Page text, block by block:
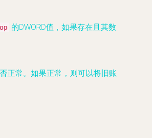
的DWORD值，如果存在且其数
正常。如果正常，则可以将旧账